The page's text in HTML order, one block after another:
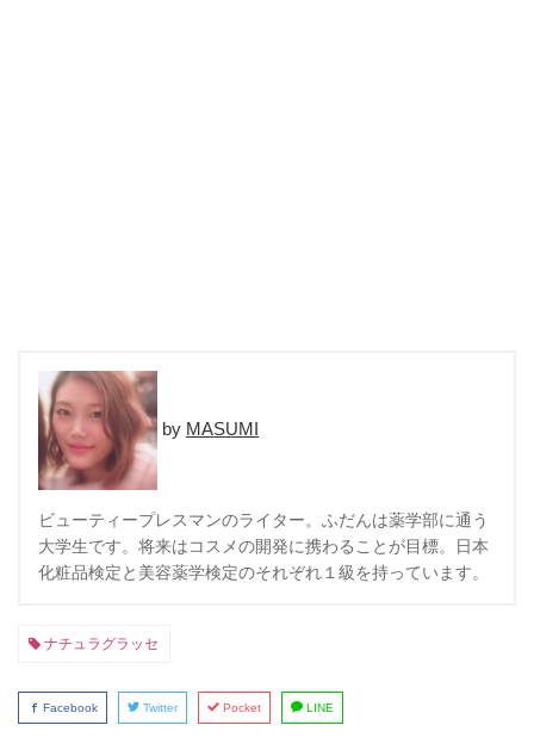
MASUMI
ビューティープレスマンのライター。ふだんは薬学部に通う
大学生です。将来はコスメの開発に携わることが目標。日本
化粧品検定と美容薬学検定のそれぞれ１級を持っています。
ナチュラグラッセ
Facebook Twitter Pocket LINE